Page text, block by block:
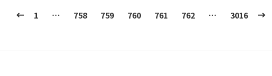
1 … 758 759 760 761 762 … 3016